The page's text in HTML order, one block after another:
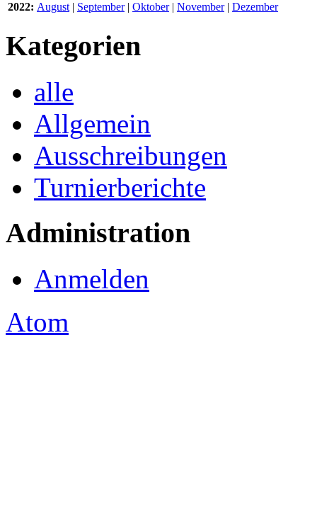
2022: August | September| Oktober| November| Dezember
Kategorien
alle
Allgemein
Ausschreibungen
Turnierberichte
Administration
Anmelden
Atom